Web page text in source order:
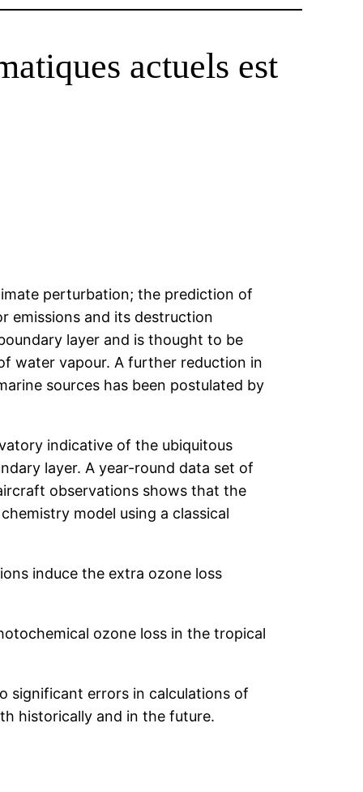
actuels est
perturbation; the prediction of
emissions and its destruction
layer and is thought to be
water vapour. A further reduction in
sources has been postulated by
indicative of the ubiquitous
layer. A year-round data set of
observations shows that the
model using a classical
induce the extra ozone loss
ozone loss in the tropical
significant errors in calculations of
historically and in the future.